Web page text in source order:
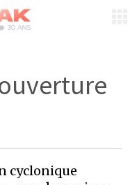
cyclonique